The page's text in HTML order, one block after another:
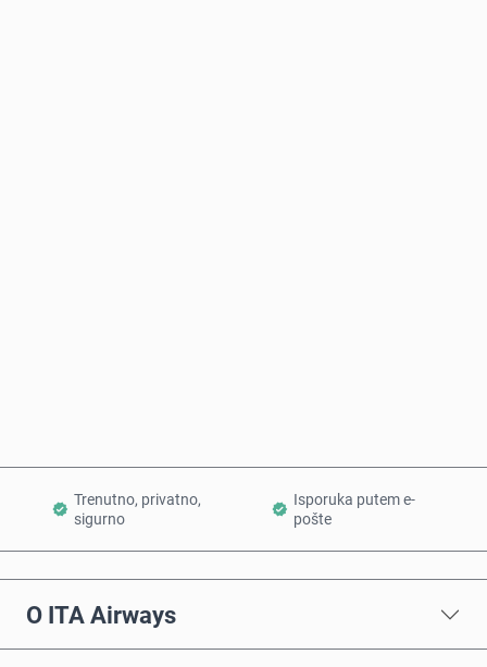
Trenutno, privatno,
sigurno
Isporuka putem e-
pošte
O ITA Airways